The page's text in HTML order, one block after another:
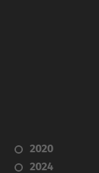
2020
2024